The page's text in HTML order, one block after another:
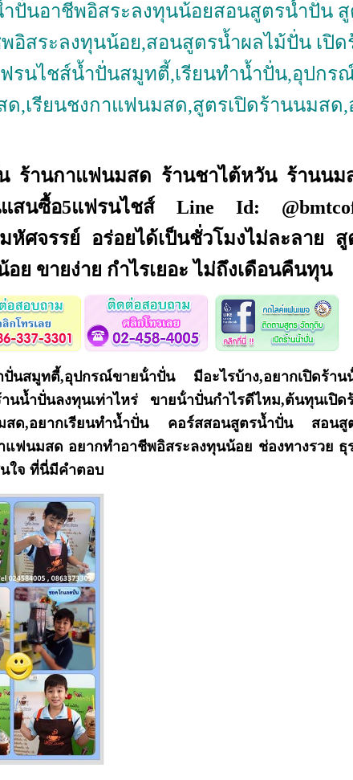
ำปั่นอาชีพอิสระลงทุนน้อยสอนสูตรน้ำปั่น
อิสระลงทุนน้อย,สอนสูตรน้ำผลไม้ปั่น เปิด
รนไชส์น้ำปั่นสมูทตี้,เรียนทำน้ำปั่น,อุปกร
,เรียนชงกาแฟนมสด,สูตรเปิดร้านนมสด,
น ร้านกาแฟนมสด ร้านชาไต้หวัน ร้านนม
แสนซื้อ5แฟรนไชส์ Line Id:
มหัศจรรย์ อร่อยได้เป็นชั่วโมงไม่ละลาย
ย ขายง่าย กำไรเยอะ ไม่ถึงเดือนคืนทุน
ปั่นสมูทตี้,อุปกรณ์ขายน้ําปั่น มีอะไรบ้าง,อยากเปิดร้
นน้ำปั่นลงทุนเท่าไหร่ ขายน้ําปั่นกําไรดีไหม,ต้นทุนเปิด
สด,อยากเรียนทำน้ำปั่น คอร์สสอนสูตรน้ำปั่น สอนสู
แฟนมสด อยากทำอาชีพอิสระลงทุนน้อย ช่องทางรวย ธุ
ใจ ที่นี่มีคำตอบ